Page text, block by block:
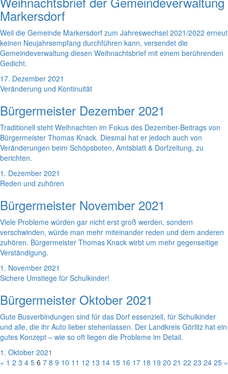
Markersdorf
Weil die Gemeinde Markersdorf zum Jahreswechsel 2021/2022 erneut
keinen Neujahrsempfang durchführen kann, versendet die
Gemeindeverwaltung diesen Weihnachtsbrief mit einem berührenden
Gedicht.
17. Dezember 2021
Veränderung und Kontinuität
Bürgermeister Dezember 2021
Traditionell steht Weihnachten im Fokus des Dezember-Beitrags von
Bürgermeister Thomas Knack. Diesmal hat er jedoch auch von
Veränderungen beim Schöpsboten, Amtsblatt & Dorfzeitung, zu
berichten.
1. Dezember 2021
Reden und zuhören
Bürgermeister November 2021
Viele Probleme würden gar nicht erst groß werden, sondern
verschwinden, würde man mehr miteinander reden und dem anderen
zuhören. Bürgermeister Thomas Knack wirbt um mehr gegenseitige
Verständigung.
1. November 2021
Sichere Umstiege für Schulkinder!
Bürgermeister Oktober 2021
Gute Busverbindungen sind für das Dorf essenziell, für Schulkinder
und alle, die ihr Auto lieber stehenlassen. Der Landkreis Görlitz hat ein
gutes Konzept – wie so oft liegen die Probleme im Detail.
1. Oktober 2021
« 1 2 3 4 5 6 7 8 9 10 11 12 13 14 15 16 17 18 19 20 21 22 23 24 25 »